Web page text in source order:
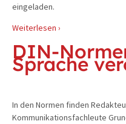
eingeladen.
Weiterlesen ›
DIN-
Sprache
In den Normen finden
Kommunikationsfachleute